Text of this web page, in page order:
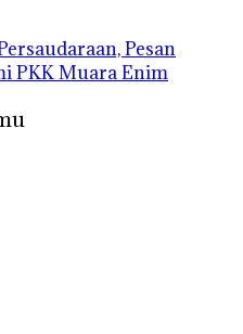
Pesan
PKK Muara Enim